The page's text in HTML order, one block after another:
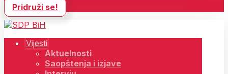
Pridruži se!
Vijesti
Aktuelnosti
Saopštenja i izjave